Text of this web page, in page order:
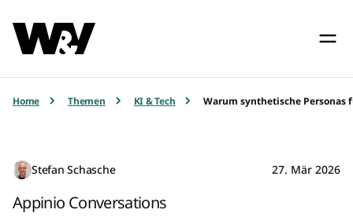
Home Themen KI & Tech Warum synthetische
Stefan Schasche 27. Mär 2026
Appinio Conversations